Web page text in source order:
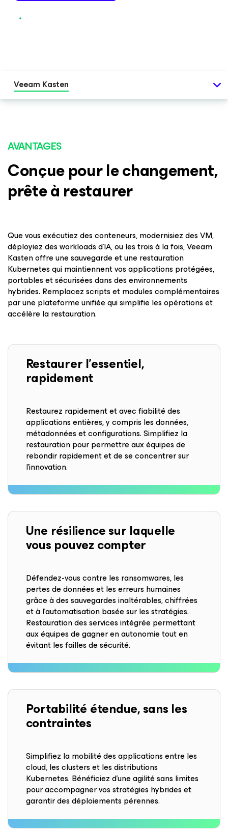
Veeam Kasten
AVANTAGES
Conçue pour le changement,
prête à restaurer
Que vous exécutiez des conteneurs, modernisiez des VM,
déployiez des workloads d'IA, ou les trois à la fois, Veeam
Kasten offre une sauvegarde et une restauration
Kubernetes qui maintiennent vos applications protégées,
portables et sécurisées dans des environnements
hybrides. Remplacez scripts et modules complémentaires
par une plateforme unifiée qui simplifie les opérations et
accélère la restauration.
Restaurer l’essentiel,
rapidement
Restaurez rapidement et avec fiabilité des
applications entières, y compris les données,
métadonnées et configurations. Simplifiez la
restauration pour permettre aux équipes de
rebondir rapidement et de se concentrer sur
l’innovation.
Une résiliencesur laquelle
vous pouvez compter
Défendez-vous contre les ransomwares, les
pertes de données et les erreurs humaines
grâce à des sauvegardes inaltérables, chiffrées
et à l’automatisation basée sur les stratégies.
Restauration des services intégrée permettant
aux équipes de gagner en autonomie tout en
évitant les failles de sécurité.
Portabilité étendue, sans les
contraintes
Simplifiez la mobilité des applications entre les
cloud, les clusters et les distributions
Kubernetes. Bénéficiez d’une agilité sans limites
pour accompagner vos stratégies hybrides et
garantir des déploiements pérennes.